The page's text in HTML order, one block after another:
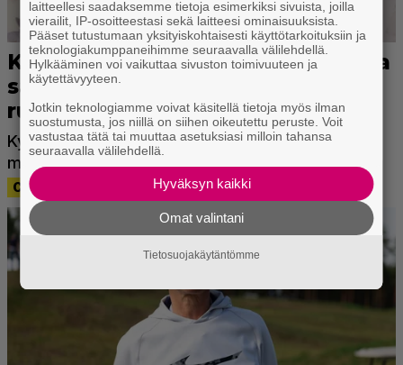
laitteellesi saadaksemme tietoja esimerkiksi sivuista, joilla
vierailit, IP-osoitteestasi sekä laitteesi ominaisuuksista.
Pääset tutustumaan yksityiskohtaisesti käyttötarkoituksiin ja
teknologiakumppaneihimme seuraavalla välilehdellä.
Hylkääminen voi vaikuttaa sivuston toimivuuteen ja
käytettävyyteen.
Jotkin teknologiamme voivat käsitellä tietoja myös ilman
suostumusta, jos niillä on siihen oikeutettu peruste. Voit
vastustaa tätä tai muuttaa asetuksiasi milloin tahansa
seuraavalla välilehdellä.
Hyväksyn kaikki
Omat valintani
Tietosuojakäytäntömme